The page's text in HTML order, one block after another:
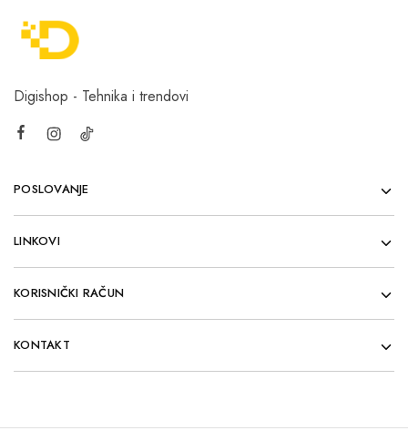
Digishop - Tehnika i trendovi
POSLOVANJE
LINKOVI
KORISNIČKI RAČUN
KONTAKT